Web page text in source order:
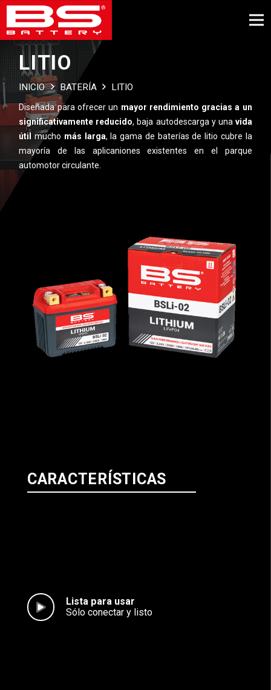
LITIO
INICIO BATERÍA LITIO
Diseñada para ofrecer un mayor rendimiento gracias a un
significativamente reducido, baja autodescarga y una vida
útil
mucho más larga, la gama de baterías de litio cubre la
mayoría de las aplicaniones existentes en el parque
automotor circulante.
CARACTERÍSTICAS
Lista para usar
Sólo conectar y listo